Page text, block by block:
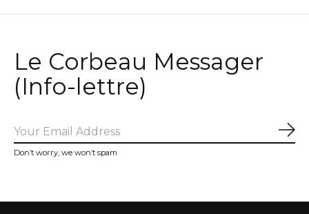
Le Corbeau Messager
(Info-lettre)
Don’t worry, we won’t spam